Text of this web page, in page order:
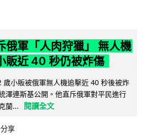
俄軍「人肉狩獵」 無人機
販近 40 秒仍被炸傷
歲小販被俄軍無人機追擊近 40 秒後被炸
澤連斯基公開。他直斥俄軍對平民進行
蘭...
閱讀全文
分享